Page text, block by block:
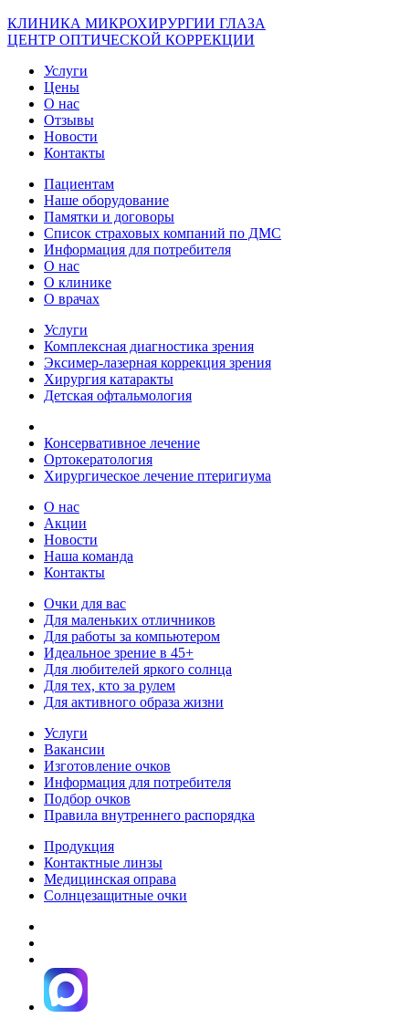
КЛИНИКА МИКРОХИРУРГИИ ГЛАЗА
ЦЕНТР ОПТИЧЕСКОЙ КОРРЕКЦИИ
Услуги
Цены
О нас
Отзывы
Новости
Контакты
Пациентам
Наше оборудование
Памятки и договоры
Список страховых компаний по ДМС
Информация для потребителя
О нас
О клинике
О врачах
Услуги
Комплексная диагностика зрения
Эксимер-лазерная коррекция зрения
Хирургия катаракты
Детская офтальмология
Консервативное лечение
Ортокератология
Хирургическое лечение птеригиума
О нас
Акции
Новости
Наша команда
Контакты
Очки для вас
Для маленьких отличников
Для работы за компьютером
Идеальное зрение в 45+
Для любителей яркого солнца
Для тех, кто за рулем
Для активного образа жизни
Услуги
Вакансии
Изготовление очков
Информация для потребителя
Подбор очков
Правила внутреннего распорядка
Продукция
Контактные линзы
Медицинская оправа
Солнцезащитные очки